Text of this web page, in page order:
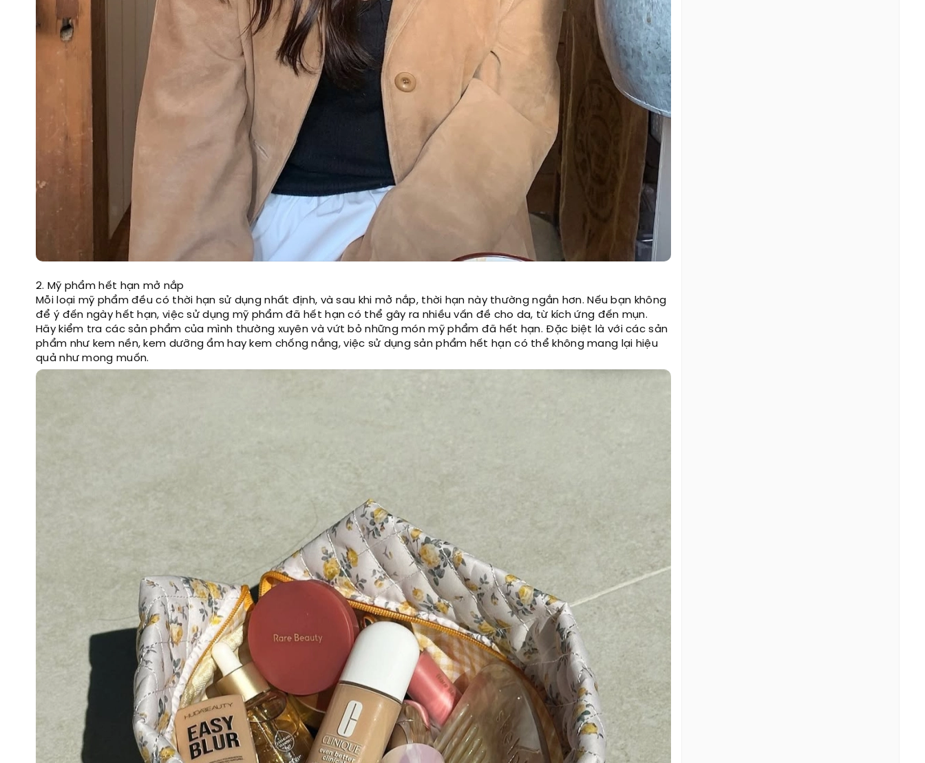
2. Mỹ phẩm hết hạn mở nắp
Mỗi loại mỹ phẩm đều có thời hạn sử dụng nhất định, và sau khi mở nắp, thời hạn này thường ngắn hơn. Nếu bạn không
để ý đến ngày hết hạn, việc sử dụng mỹ phẩm đã hết hạn có thể gây ra nhiều vấn đề cho da, từ kích ứng đến mụn.
Hãy kiểm tra các sản phẩm của mình thường xuyên và vứt bỏ những món mỹ phẩm đã hết hạn. Đặc biệt là với các sản
phẩm như kem nền, kem dưỡng ẩm hay kem chống nắng, việc sử dụng sản phẩm hết hạn có thể không mang lại hiệu
quả như mong muốn.